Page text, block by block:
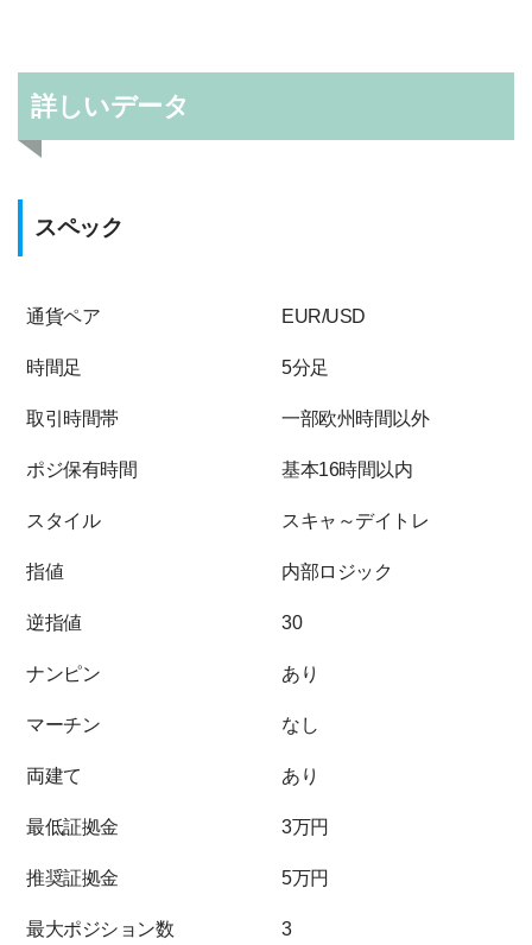
詳しいデータ
スペック
通貨ペア EUR/USD
時間足 5分足
取引時間帯 一部欧州時間以外
ポジ保有時間 基本16時間以内
スタイル スキャ～デイトレ
指値 内部ロジック
逆指値 30
ナンピン あり
マーチン なし
両建て あり
最低証拠金 3万円
推奨証拠金 5万円
最大ポジション数 3